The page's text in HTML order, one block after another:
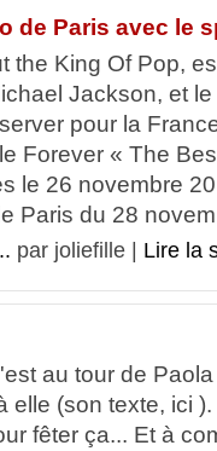
de Paris avec le
the King Of Pop,
Jackson, et
pour la
Forever « The
le 26 novembre
Paris du 28
par joliefille | Lire la
au tour de
elle (son texte, ici
fêter ça... Et à